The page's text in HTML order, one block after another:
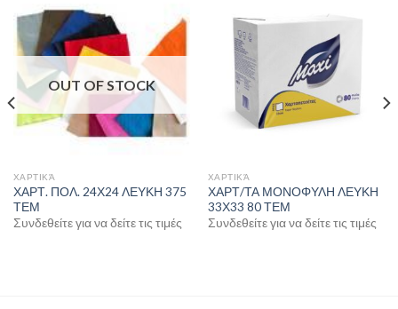
OUT OF STOCK
ΧΑΡΤΙΚΆ
ΧΑΡΤ. ΠΟΛ. 24Χ24 ΛΕΥΚΗ 375
ΤΕΜ
Συνδεθείτε για να δείτε τις τιμές
ΧΑΡΤΙΚΆ
ΧΑΡΤ/ΤΑ ΜΟΝΟΦΥΛΗ ΛΕΥΚΗ
33Χ33 80 ΤΕΜ
Συνδεθείτε για να δείτε τις τιμές